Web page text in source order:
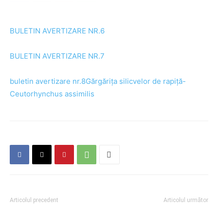
BULETIN AVERTIZARE NR.6
BULETIN AVERTIZARE NR.7
buletin avertizare nr.8Gărgărița silicvelor de rapiță-
Ceutorhynchus assimilis
Articolul precedent Articolul următor